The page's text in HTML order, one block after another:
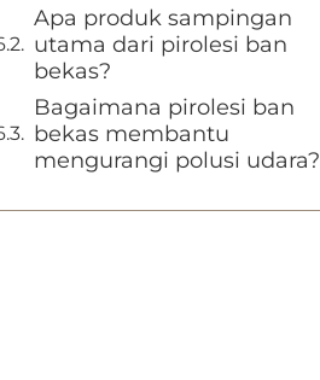
Apa produk sampingan
utama dari pirolesi ban
bekas?
Bagaimana pirolesi ban
bekas membantu
mengurangi polusi udara?